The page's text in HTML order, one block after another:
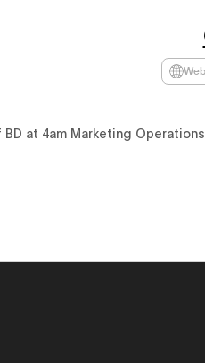
BD at 4am Marketing